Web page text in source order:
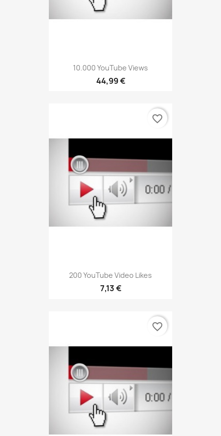
10.000 YouTube Views
44,99 €
200 YouTube Video Likes
7,13 €
favorite_border
favorite_border